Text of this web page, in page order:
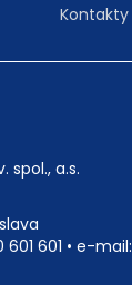
Kontakty
spol., a.s.
601 • e-mail: